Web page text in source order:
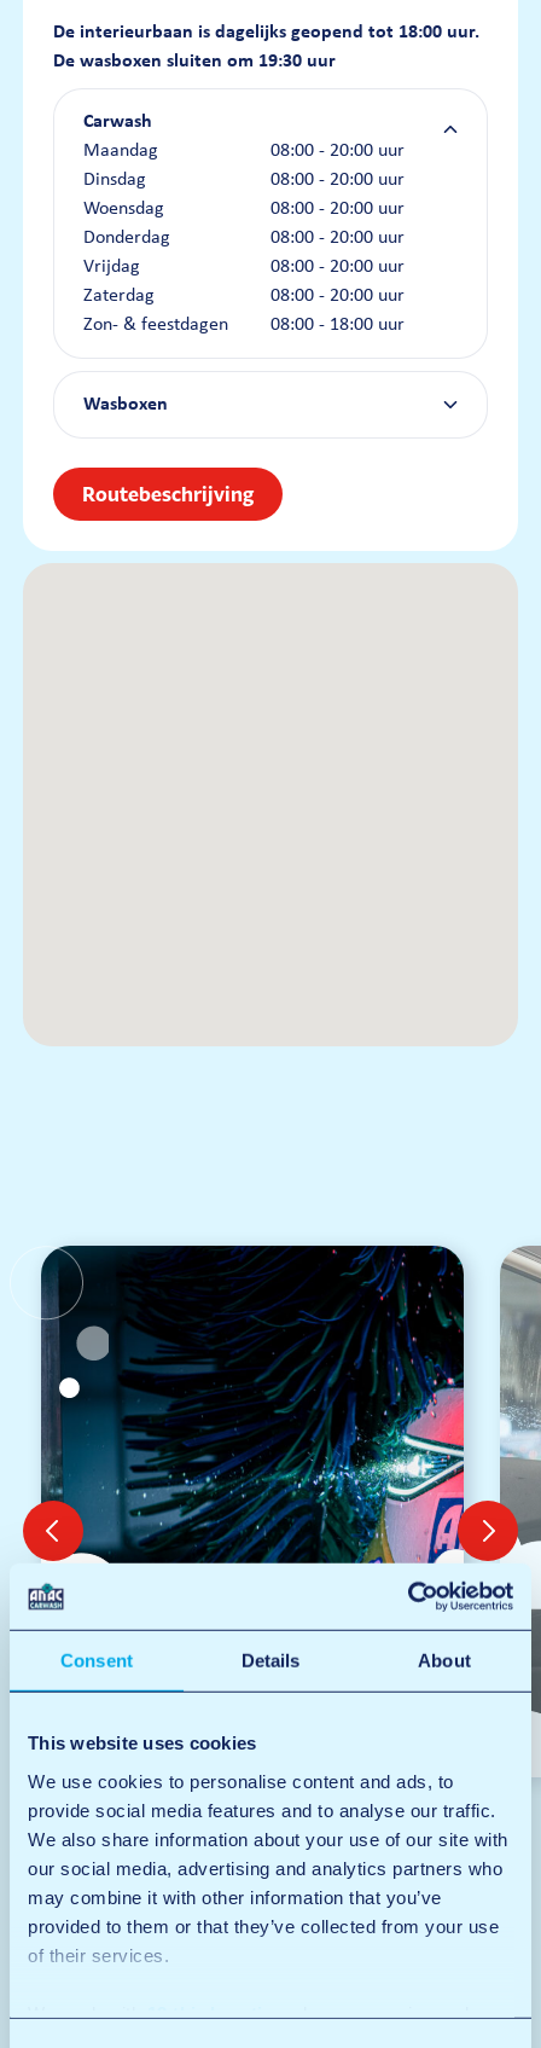
Consent Details About
This website uses cookies
We use cookies to personalise content and ads, to
provide social media features and to analyse our traffic.
We also share information about your use of our site with
our social media, advertising and analytics partners who
may combine it with other information that you’ve
provided to them or that they’ve collected from your use
of their services.
De interieurbaan is dagelijks geopend tot 18:00 uur.
De wasboxen sluiten om 19:30 uur
Carwash
Maandag
08:00 - 20:00 uur
Dinsdag
08:00 - 20:00 uur
Woensdag
08:00 - 20:00 uur
Donderdag
08:00 - 20:00 uur
Vrijdag
08:00 - 20:00 uur
Zaterdag
08:00 - 20:00 uur
Zon- & feestdagen
08:00 - 18:00 uur
Wasboxen
Routebeschrijving
Carwash